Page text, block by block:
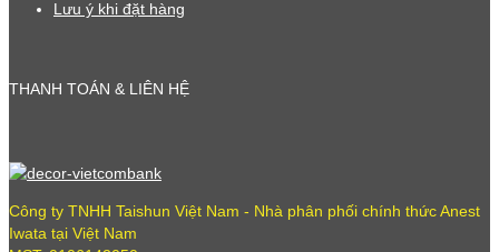
Lưu ý khi đặt hàng
THANH TOÁN & LIÊN HỆ
Công ty TNHH Taishun Việt Nam - Nhà phân phối chính thức Anest
Iwata tại Việt Nam